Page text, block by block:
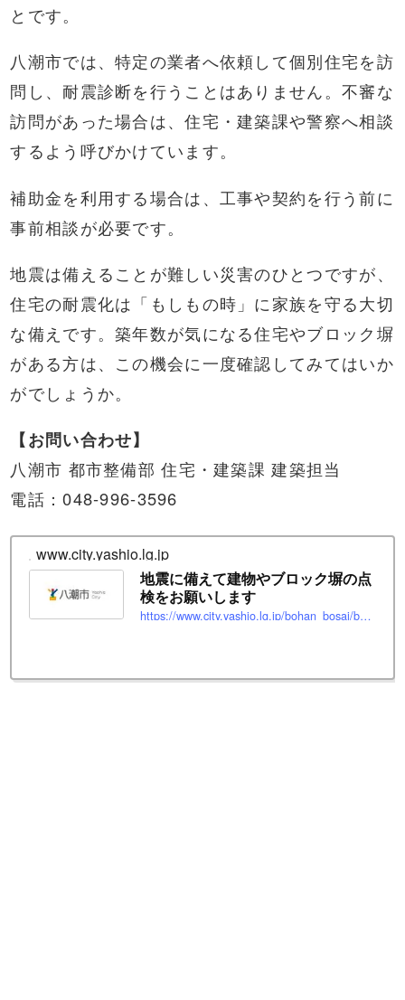
とです。
八潮市では、特定の業者へ依頼して個別住宅を訪
問し、耐震診断を行うことはありません。不審な
訪問があった場合は、住宅・建築課や警察へ相談
するよう呼びかけています。
補助金を利用する場合は、工事や契約を行う前に
事前相談が必要です。
地震は備えることが難しい災害のひとつですが、
住宅の耐震化は「もしもの時」に家族を守る大切
な備えです。築年数が気になる住宅やブロック塀
がある方は、この機会に一度確認してみてはいか
がでしょうか。
【お問い合わせ】
八潮市 都市整備部 住宅・建築課 建築担当
電話：048-996-3596
www.city.yashio.lg.jp
地震に備えて建物やブロック塀の点
検をお願いします
https://www.city.yashio.lg.jp/bohan_bosai/bosai/saigaihenosonae/jishinhenosonae/jisinn_burokku.html